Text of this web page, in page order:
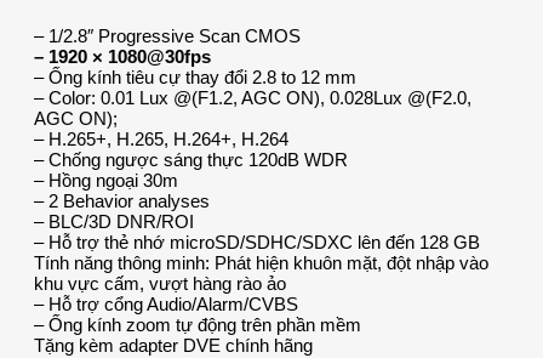
– 1/2.8″ Progressive Scan CMOS
– 1920 × 1080@30fps
– Ống kính tiêu cự thay đổi 2.8 to 12 mm
– Color: 0.01 Lux @(F1.2, AGC ON), 0.028Lux @(F2.0,
AGC ON);
– H.265+, H.265, H.264+, H.264
– Chống ngược sáng thực 120dB WDR
– Hồng ngoại 30m
– 2 Behavior analyses
– BLC/3D DNR/ROI
– Hỗ trợ thẻ nhớ microSD/SDHC/SDXC lên đến 128 GB
Tính năng thông minh: Phát hiện khuôn mặt, đột nhập vào
khu vực cấm, vượt hàng rào ảo
– Hỗ trợ cổng Audio/Alarm/CVBS
– Ống kính zoom tự động trên phần mềm
Tặng kèm adapter DVE chính hãng